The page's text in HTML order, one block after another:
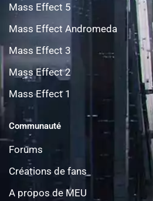
Mass Effect 5
Mass Effect Andromeda
Mass Effect 3
Mass Effect 2
Mass Effect 1
Communauté
Forums
Créations de fans
A propos de MEU